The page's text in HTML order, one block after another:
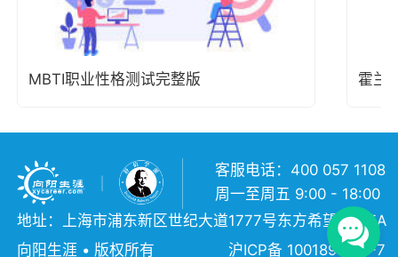
MBTI职业性格测试完整版 霍兰
客服电话：400 057 1108
周一至周五 9:00 - 18:00
地址：上海市浦东新区世纪大道1777号东方希望大厦5A
向阳生涯 • 版权所有
沪ICP备 10018957号-7